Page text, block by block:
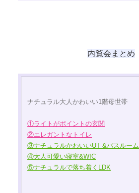
内覧会まとめ
ナチュラル大人かわいい1階母世帯
①ライトがポイントの玄関
②エレガントなトイレ
③ナチュラルかわいいUT &バスルーム
④大人可愛い寝室&WIC
⑤ナチュラルで落ち着くLDK